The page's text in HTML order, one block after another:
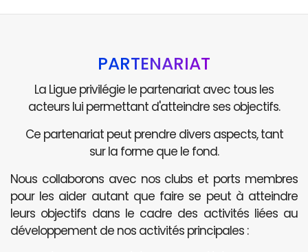
PARTENARIAT
La Ligue privilégie le partenariat avec tous les
acteurs lui permettant d'atteindre ses objectifs.
Ce partenariat peut prendre divers aspects, tant
sur la forme que le fond.
Nous collaborons avec nos clubs et ports membres
pour les aider autant que faire se peut à atteindre
leurs objectifs dans le cadre des activités liées au
développement de nos activités principales :